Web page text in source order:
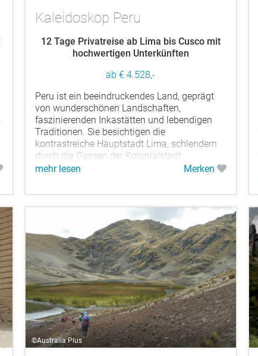
Kaleidoskop Peru
12 Tage Privatreise ab Lima bis Cusco mit
hochwertigen Unterkünften
ab € 4.528,-
Peru ist ein beeindruckendes Land, geprägt
von wunderschönen Landschaften,
faszinierenden Inkastätten und lebendigen
Traditionen. Sie besichtigen die
kontrastreiche Hauptstadt Lima, schlendern
durch die Gassen der Kolonialstadt
Arequipa,...
mehr lesen Merken
©Australia Plus